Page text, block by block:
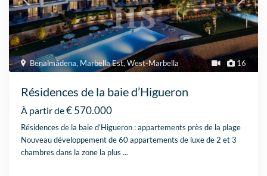
16
Benalmádena, Marbella Est,West-Marbella
Résidences de la baie d’Higueron
À partir de€ 570.000
Résidences de la baie d’Higueron : appartements près de la plage
Nouveau développement de 60 appartements de luxe de 2 et 3
chambres dans la zone la plus...